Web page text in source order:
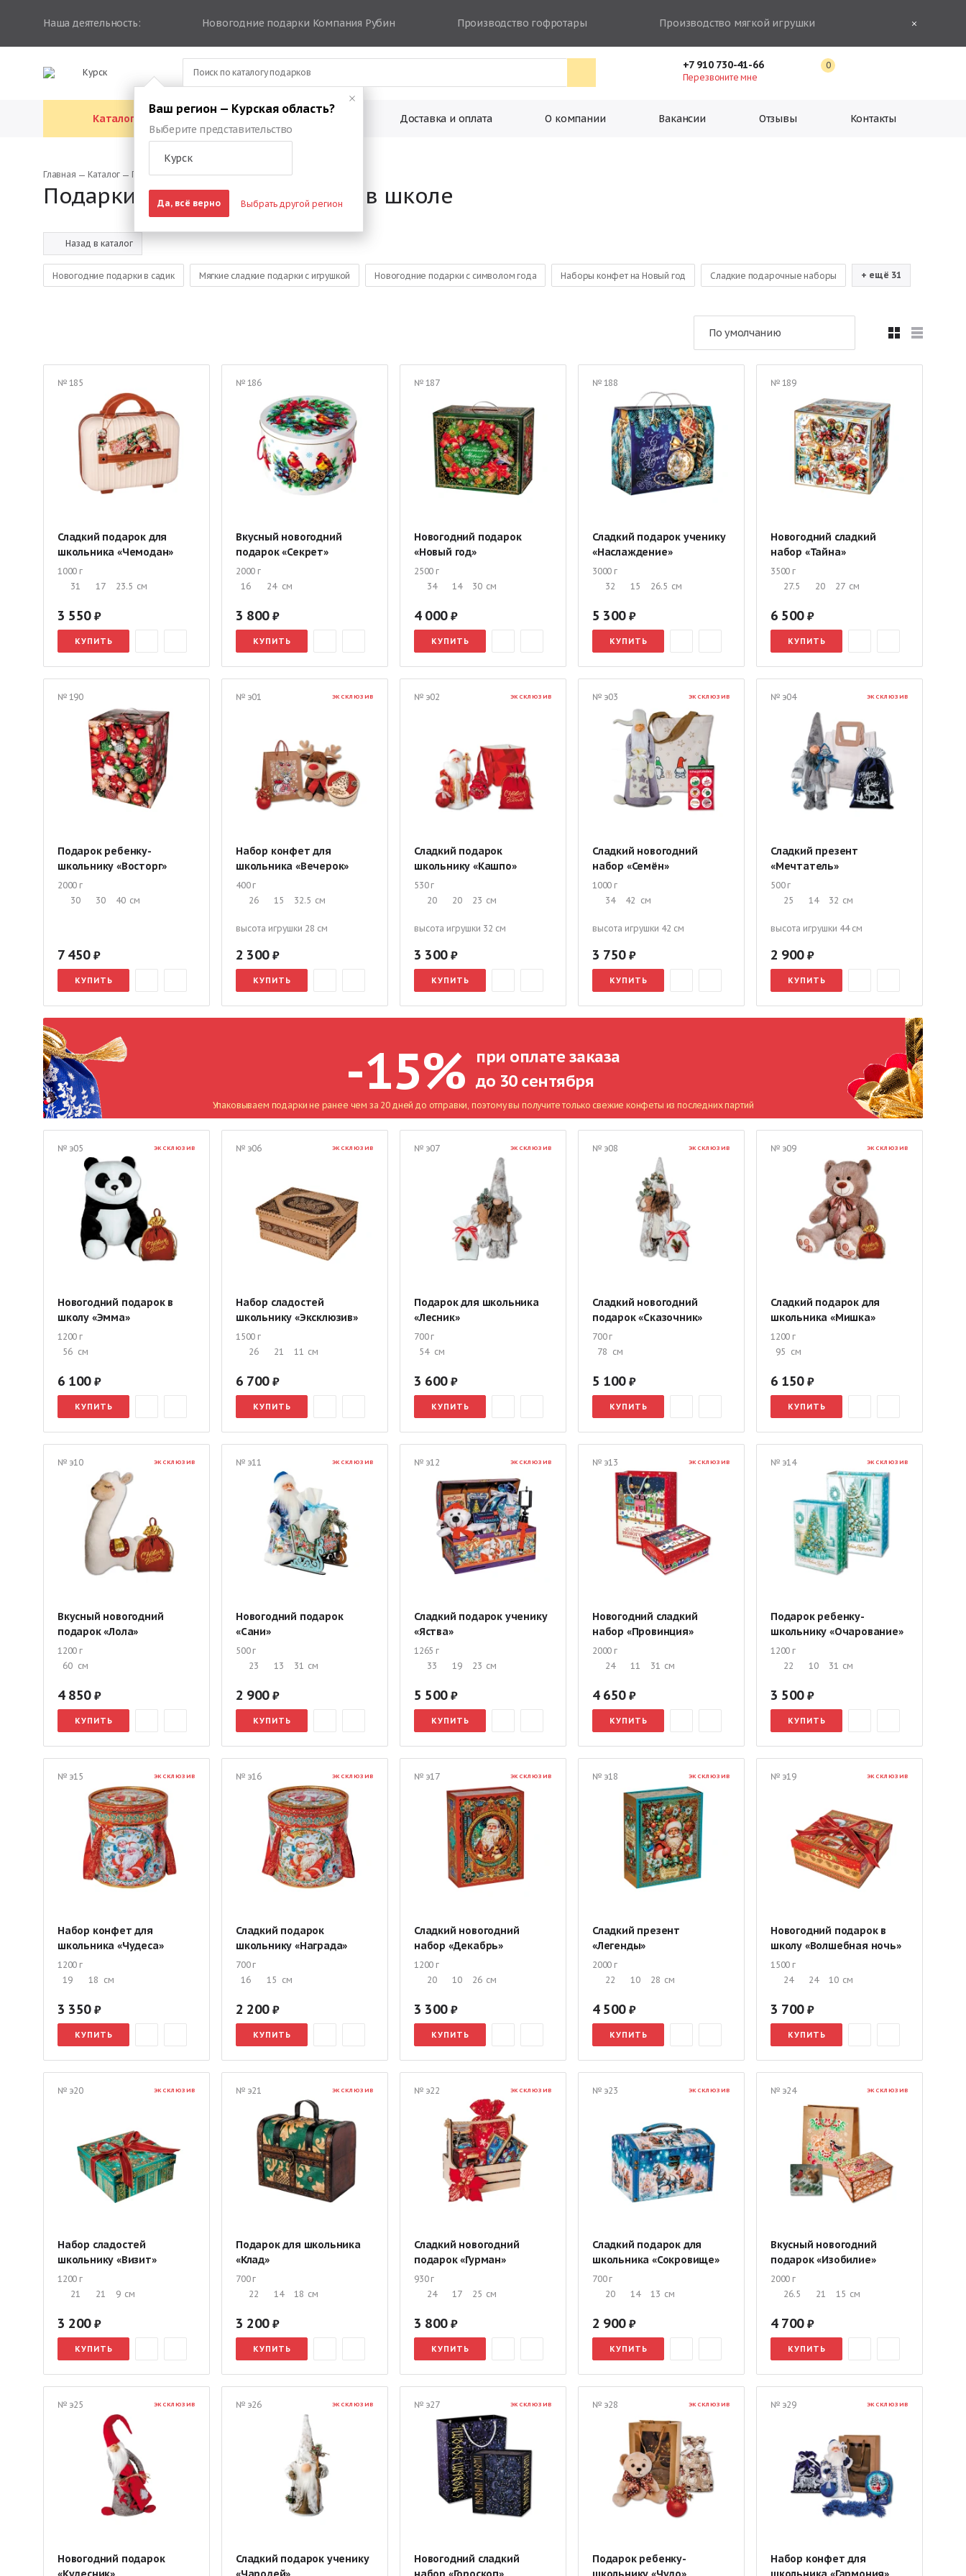
Наша деятельность: Новогодние подарки Компания Рубин Производство гофротары Производство мягкой игрушки
Курск
+7 910 730-41-66
Перезвоните мне
Ваш регион — Курская область?
Выберите представительство
Курск
Да, всё верно Выбрать другой регион
0
Каталог подарков Доставка и оплата О компании Вакансии Отзывы Контакты
Главная Каталог Подарки на новый год детям в школе
Подарки на Новый год детям в школе
Назад в каталог
Новогодние подарки в садик Мягкие сладкие подарки с игрушкой Новогодние подарки с символом года Наборы конфет на Новый год Сладкие подарочные наборы + ещё 31
Подарки в текстильной упаковке
Сладкие подарки в различной упаковке Подарки со скидками Оригинальные сладкие подарки ребенку
Сладкие подарки до 500 руб. Новогодние подарки до 1000 руб. Сладкие подарки от 1000 руб. Новогодние подарки первоклассникам Сладкие корзины
Новогодние подарки в сундучках Новогодние рождественские подарки Подарки для детского дома Новогодние подарки на утренник Подарки до 1 кг Подарки 3 кг
Социальные подарки
По умолчанию
№ 185
Сладкий подарок для
школьника «Чемодан»
1000 г
31
17 23.5 см
3 550
КУПИТЬ
№ 186
Вкусный новогодний
подарок «Секрет»
2000 г
16
24 см
3 800
КУПИТЬ
№ 187
Новогодний подарок
«Новый год»
2500 г
34
14 30 см
4 000
КУПИТЬ
№ 188
Сладкий подарок ученику
«Наслаждение»
3000 г
32
15 26.5 см
5 300
КУПИТЬ
№ 189
Новогодний сладкий
набор «Тайна»
3500 г
27.5
20 27 см
6 500
КУПИТЬ
№ 190
Подарок ребенку-
школьнику «Восторг»
2000 г
30
30 40 см
7 450
КУПИТЬ
№ э01 ЭКСКЛЮЗИВ
Набор конфет для
школьника «Вечерок»
400 г
26
15 32.5 см
высота игрушки 28 см
2 300
КУПИТЬ
№ э02 ЭКСКЛЮЗИВ
Сладкий подарок
школьнику «Кашпо»
530 г
20
20 23 см
высота игрушки 32 см
3 300
КУПИТЬ
№ э03 ЭКСКЛЮЗИВ
Сладкий новогодний
набор «Семён»
1000 г
34
42 см
высота игрушки 42 см
3 750
КУПИТЬ
№ э04 ЭКСКЛЮЗИВ
Сладкий презент
«Мечтатель»
500 г
25
14 32 см
высота игрушки 44 см
2 900
КУПИТЬ
-15%
при оплате заказа
до 30 сентября
Упаковываем подарки не ранее чем за 20 дней до отправки, поэтому вы получите только свежие конфеты из последних партий
№ э05 ЭКСКЛЮЗИВ
Новогодний подарок в
школу «Эмма»
1200 г
56 см
6 100
КУПИТЬ
№ э06 ЭКСКЛЮЗИВ
Набор сладостей
школьнику «Эксклюзив»
1500 г
26
21 11 см
6 700
КУПИТЬ
№ э07 ЭКСКЛЮЗИВ
Подарок для школьника
«Лесник»
700 г
54 см
3 600
КУПИТЬ
№ э08 ЭКСКЛЮЗИВ
Сладкий новогодний
подарок «Сказочник»
700 г
78 см
5 100
КУПИТЬ
№ э09 ЭКСКЛЮЗИВ
Сладкий подарок для
школьника «Мишка»
1200 г
95 см
6 150
КУПИТЬ
№ э10 ЭКСКЛЮЗИВ
Вкусный новогодний
подарок «Лола»
1200 г
60 см
4 850
КУПИТЬ
№ э11 ЭКСКЛЮЗИВ
Новогодний подарок
«Сани»
500 г
23
13 31 см
2 900
КУПИТЬ
№ э12 ЭКСКЛЮЗИВ
Сладкий подарок ученику
«Яства»
1265 г
33
19 23 см
5 500
КУПИТЬ
№ э13 ЭКСКЛЮЗИВ
Новогодний сладкий
набор «Провинция»
2000 г
24
11 31 см
4 650
КУПИТЬ
№ э14 ЭКСКЛЮЗИВ
Подарок ребенку-
школьнику «Очарование»
1200 г
22
10 31 см
3 500
КУПИТЬ
№ э15 ЭКСКЛЮЗИВ
Набор конфет для
школьника «Чудеса»
1200 г
19
18 см
3 350
КУПИТЬ
№ э16 ЭКСКЛЮЗИВ
Сладкий подарок
школьнику «Награда»
700 г
16
15 см
2 200
КУПИТЬ
№ э17 ЭКСКЛЮЗИВ
Сладкий новогодний
набор «Декабрь»
1200 г
20
10 26 см
3 300
КУПИТЬ
№ э18 ЭКСКЛЮЗИВ
Сладкий презент
«Легенды»
2000 г
22
10 28 см
4 500
КУПИТЬ
№ э19 ЭКСКЛЮЗИВ
Новогодний подарок в
школу «Волшебная ночь»
1500 г
24
24 10 см
3 700
КУПИТЬ
№ э20 ЭКСКЛЮЗИВ
Набор сладостей
школьнику «Визит»
1200 г
21
21 9 см
3 200
КУПИТЬ
№ э21 ЭКСКЛЮЗИВ
Подарок для школьника
«Клад»
700 г
22
14 18 см
3 200
КУПИТЬ
№ э22 ЭКСКЛЮЗИВ
Сладкий новогодний
подарок «Гурман»
930 г
24
17 25 см
3 800
КУПИТЬ
№ э23 ЭКСКЛЮЗИВ
Сладкий подарок для
школьника «Сокровище»
700 г
20
14 13 см
2 900
КУПИТЬ
№ э24 ЭКСКЛЮЗИВ
Вкусный новогодний
подарок «Изобилие»
2000 г
26.5
21 15 см
4 700
КУПИТЬ
№ э25 ЭКСКЛЮЗИВ
Новогодний подарок
№ э26 ЭКСКЛЮЗИВ
Сладкий подарок ученику
№ э27 ЭКСКЛЮЗИВ
Новогодний сладкий
№ э28 ЭКСКЛЮЗИВ
Подарок ребенку-
№ э29 ЭКСКЛЮЗИВ
Набор конфет для